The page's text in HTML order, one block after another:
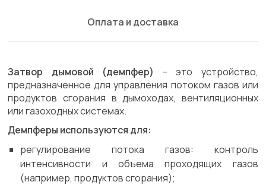
Оплата и доставка
Затвор дымовой (демпфер) – это устройство,
предназначенное для управления потоком газов или
продуктов сгорания в дымоходах, вентиляционных
или газоходных системах.
Демпферы используются для:
регулирование потока газов: контроль
интенсивности и объема проходящих газов
(например, продуктов сгорания);